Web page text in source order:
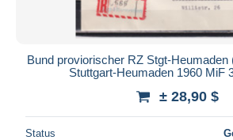
Bund proviorischer RZ Stgt-Heumaden
Stuttgart-Heumaden 1960 MiF
± 28,90 $
Status